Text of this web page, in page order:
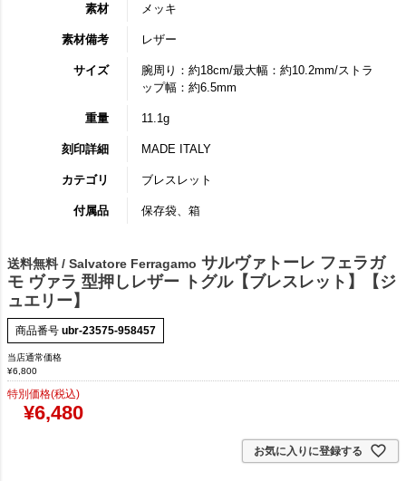
素材 メッキ
素材備考 レザー
サイズ
腕周り：約18cm/最大幅：約10.2mm/ストラ
ップ幅：約6.5mm
重量 11.1g
刻印詳細 MADE ITALY
カテゴリ ブレスレット
付属品 保存袋、箱
送料無料 / Salvatore Ferragamo サルヴァトーレ フェラガ
モ ヴァラ 型押しレザー トグル【ブレスレット】【ジ
ュエリー】
商品番号 ubr-23575-958457
当店通常価格
¥6,800
特別価格(税込)
¥6,480
お気に入りに登録する